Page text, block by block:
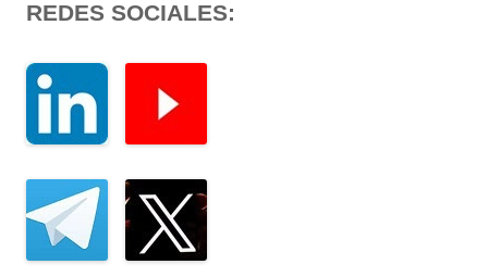
REDES SOCIALES: